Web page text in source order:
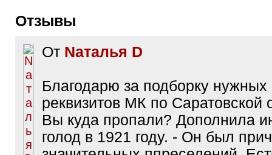
Отзывы
От Nаталья D
Благодарю за подборку
реквизитов МК по Саратовской
Вы куда пропали? Дополнила
голод в 1921 году. - Он был